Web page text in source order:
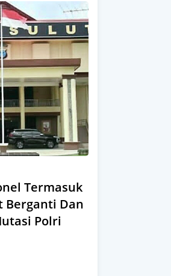
Termasuk
Berganti Dan
Polri